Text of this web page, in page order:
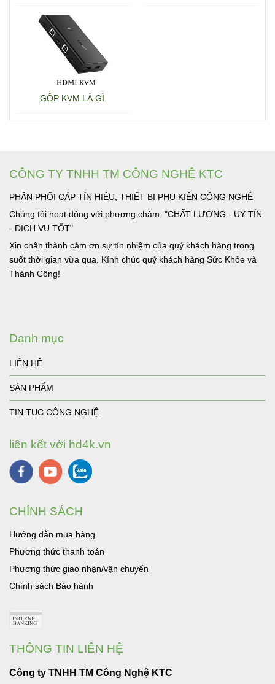
GỘP KVM LÀ GÌ
CÔNG TY TNHH TM CÔNG NGHỆ KTC
PHÂN PHỐI CÁP TÍN HIỆU, THIẾT BỊ PHỤ KIỆN CÔNG NGHỆ
Chúng tôi hoạt động với phương châm: "CHẤT LƯỢNG - UY TÍN
- DỊCH VỤ TỐT"
Xin chân thành cảm ơn sự tín nhiệm của quý khách hàng trong
suốt thời gian vừa qua. Kính chúc quý khách hàng Sức Khỏe và
Thành Công!
Danh mục
LIÊN HỆ
SẢN PHẨM
TIN TUC CÔNG NGHỆ
liên kết với hd4k.vn
CHÍNH SÁCH
Hướng dẫn mua hàng
Phương thức thanh toán
Phương thức giao nhận/vận chuyển
Chính sách Bảo hành
THÔNG TIN LIÊN HỆ
Công ty TNHH TM Công Nghệ KTC